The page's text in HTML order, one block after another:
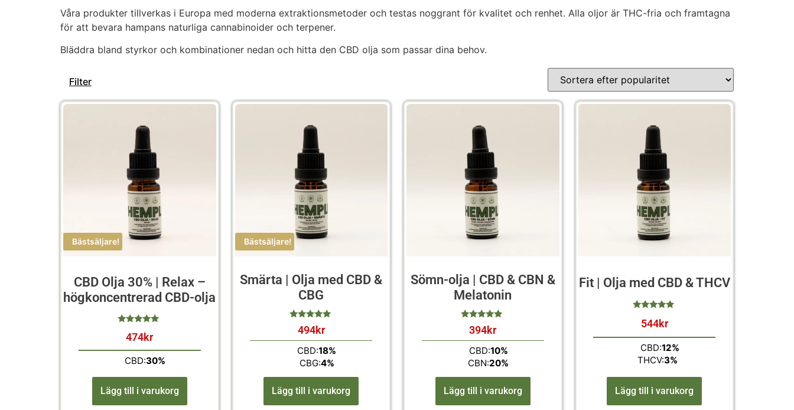
Våra produkter tillverkas i Europa med moderna extraktionsmetoder och testas noggrant för kvalitet och renhet. Alla oljor är THC-fria och framtagna
för att bevara hampans naturliga cannabinoider och terpener.
Bläddra bland styrkor och kombinationer nedan och hitta den CBD olja som passar dina behov.
Filter
Bästsäljare!
CBD Olja 30% | Relax –
högkoncentrerad CBD-olja
474kr
CBD:30%
Lägg till i varukorg
Bästsäljare!
Smärta | Olja med CBD &
CBG
av 5
494kr
CBD:18%
CBG:4%
Lägg till i varukorg
Sömn-olja | CBD & CBN &
Melatonin
av 5
394kr
CBD:10%
CBN:20%
Lägg till i varukorg
Fit | Olja med CBD & THCV
544kr
CBD:12%
THCV:3%
Lägg till i varukorg